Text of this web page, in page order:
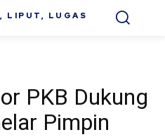
LIPUT, LUGAS
PKB Dukung
Pimpin